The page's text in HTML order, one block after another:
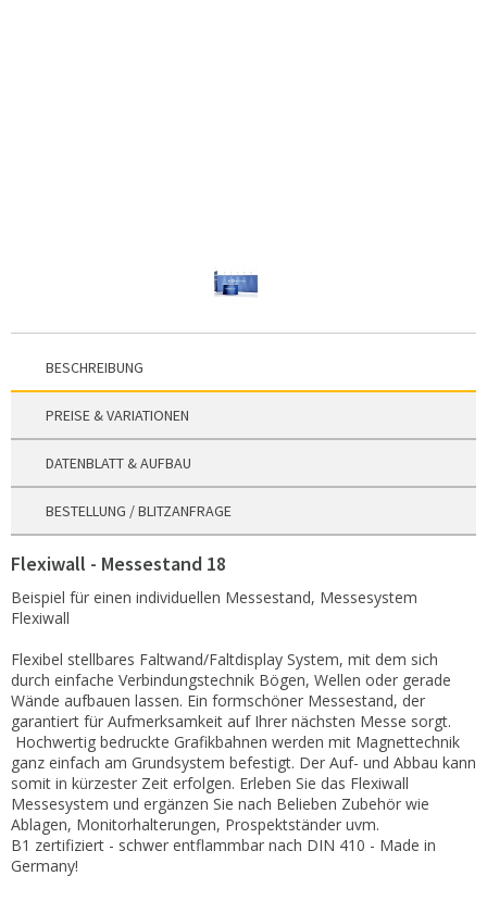
BESCHREIBUNG
PREISE & VARIATIONEN
DATENBLATT & AUFBAU
BESTELLUNG / BLITZANFRAGE
Flexiwall - Messestand 18
Beispiel für einen individuellen Messestand, Messesystem
Flexiwall
Flexibel stellbares Faltwand/Faltdisplay System, mit dem sich
durch einfache Verbindungstechnik Bögen, Wellen oder gerade
Wände aufbauen lassen. Ein formschöner Messestand, der
garantiert für Aufmerksamkeit auf Ihrer nächsten Messe sorgt.
Hochwertig bedruckte Grafikbahnen werden mit Magnettechnik
ganz einfach am Grundsystem befestigt. Der Auf- und Abbau kann
somit in kürzester Zeit erfolgen. Erleben Sie das Flexiwall
Messesystem und ergänzen Sie nach Belieben Zubehör wie
Ablagen, Monitorhalterungen, Prospektständer uvm.
B1 zertifiziert - schwer entflammbar nach DIN 410 - Made in
Germany!